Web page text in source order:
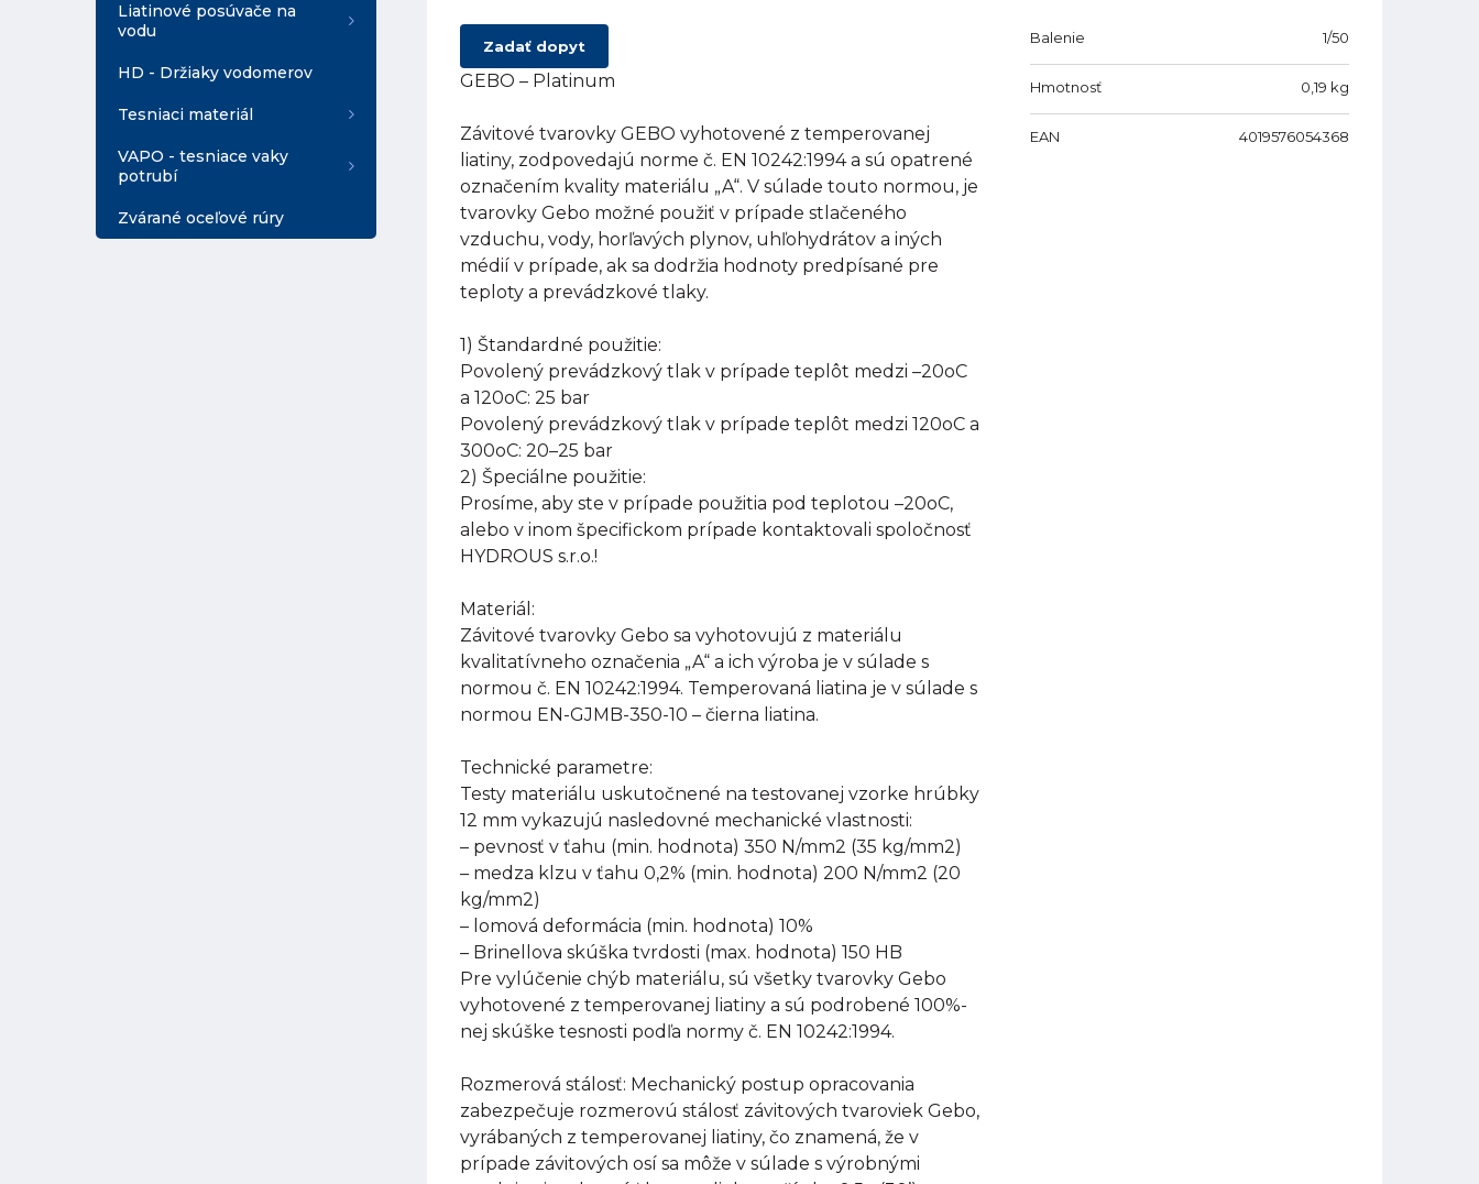
Liatinové posúvače na
vodu
HD - Držiaky vodomerov
Tesniaci materiál
VAPO - tesniace vaky
potrubí
Zvárané oceľové rúry
Zadať dopyt
GEBO – Platinum
Závitové tvarovky GEBO vyhotovené z temperovanej
liatiny, zodpovedajú norme č. EN 10242:1994 a sú opatrené
označením kvality materiálu „A“. V súlade touto normou, je
tvarovky Gebo možné použiť v prípade stlačeného
vzduchu, vody, horľavých plynov, uhľohydrátov a iných
médií v prípade, ak sa dodržia hodnoty predpísané pre
teploty a prevádzkové tlaky.
1) Štandardné použitie:
Povolený prevádzkový tlak v prípade teplôt medzi –20oC
a 120oC: 25 bar
Povolený prevádzkový tlak v prípade teplôt medzi 120oC a
300oC: 20–25 bar
2) Špeciálne použitie:
Prosíme, aby ste v prípade použitia pod teplotou –20oC,
alebo v inom špecifickom prípade kontaktovali spoločnosť
HYDROUS s.r.o.!
Materiál:
Závitové tvarovky Gebo sa vyhotovujú z materiálu
kvalitatívneho označenia „A“ a ich výroba je v súlade s
normou č. EN 10242:1994. Temperovaná liatina je v súlade s
normou EN-GJMB-350-10 – čierna liatina.
Technické parametre:
Testy materiálu uskutočnené na testovanej vzorke hrúbky
12 mm vykazujú nasledovné mechanické vlastnosti:
– pevnosť v ťahu (min. hodnota) 350 N/mm2 (35 kg/mm2)
– medza klzu v ťahu 0,2% (min. hodnota) 200 N/mm2 (20
kg/mm2)
– lomová deformácia (min. hodnota) 10%
– Brinellova skúška tvrdosti (max. hodnota) 150 HB
Pre vylúčenie chýb materiálu, sú všetky tvarovky Gebo
vyhotovené z temperovanej liatiny a sú podrobené 100%-
nej skúške tesnosti podľa normy č. EN 10242:1994.
Rozmerová stálosť: Mechanický postup opracovania
zabezpečuje rozmerovú stálosť závitových tvaroviek Gebo,
vyrábaných z temperovanej liatiny, čo znamená, že v
prípade závitových osí sa môže v súlade s výrobnými
Balenie 1/50
Hmotnosť 0,19 kg
EAN 4019576054368